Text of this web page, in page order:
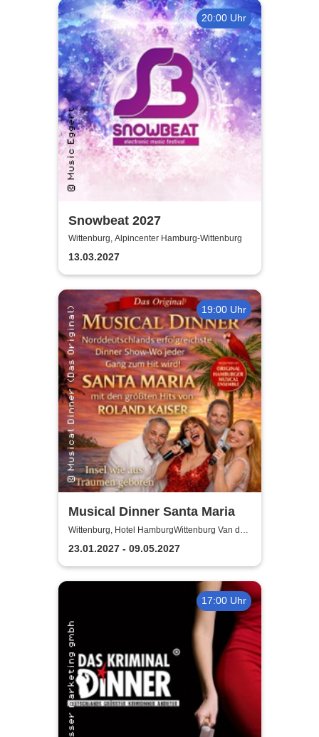
20:00 Uhr
Snowbeat 2027
Wittenburg, Alpincenter Hamburg-Wittenburg
13.03.2027
19:00 Uhr
Musical Dinner Santa Maria
Wittenburg, Hotel HamburgWittenburg Van der
Valk GmbH
23.01.2027 - 09.05.2027
17:00 Uhr